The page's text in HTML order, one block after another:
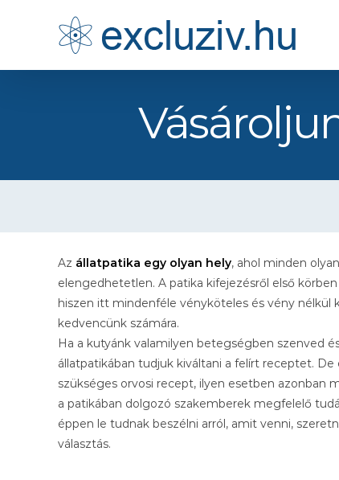
Az állatpatika egy olyan hely, ahol minden
elengedhetetlen. A patika kifejezésről első
hiszen itt mindenféle vényköteles és vény
kedvencünk számára.
Ha a kutyánk valamilyen betegségben szenved
állatpatikában tudjuk kiváltani a felírt receptet.
szükséges orvosi recept, ilyen esetben azonban
a patikában dolgozó szakemberek megfelelő
éppen le tudnak beszélni arról, amit venni,
választás.